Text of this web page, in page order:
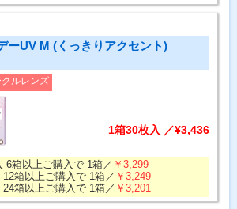
ーUV M (くっきりアクセント)
ルレンズ
1箱30枚入 ／¥3,436
6箱以上ご購入で 1箱／ ￥3,299
12箱以上ご購入で 1箱／ ￥3,249
24箱以上ご購入で 1箱／ ￥3,201